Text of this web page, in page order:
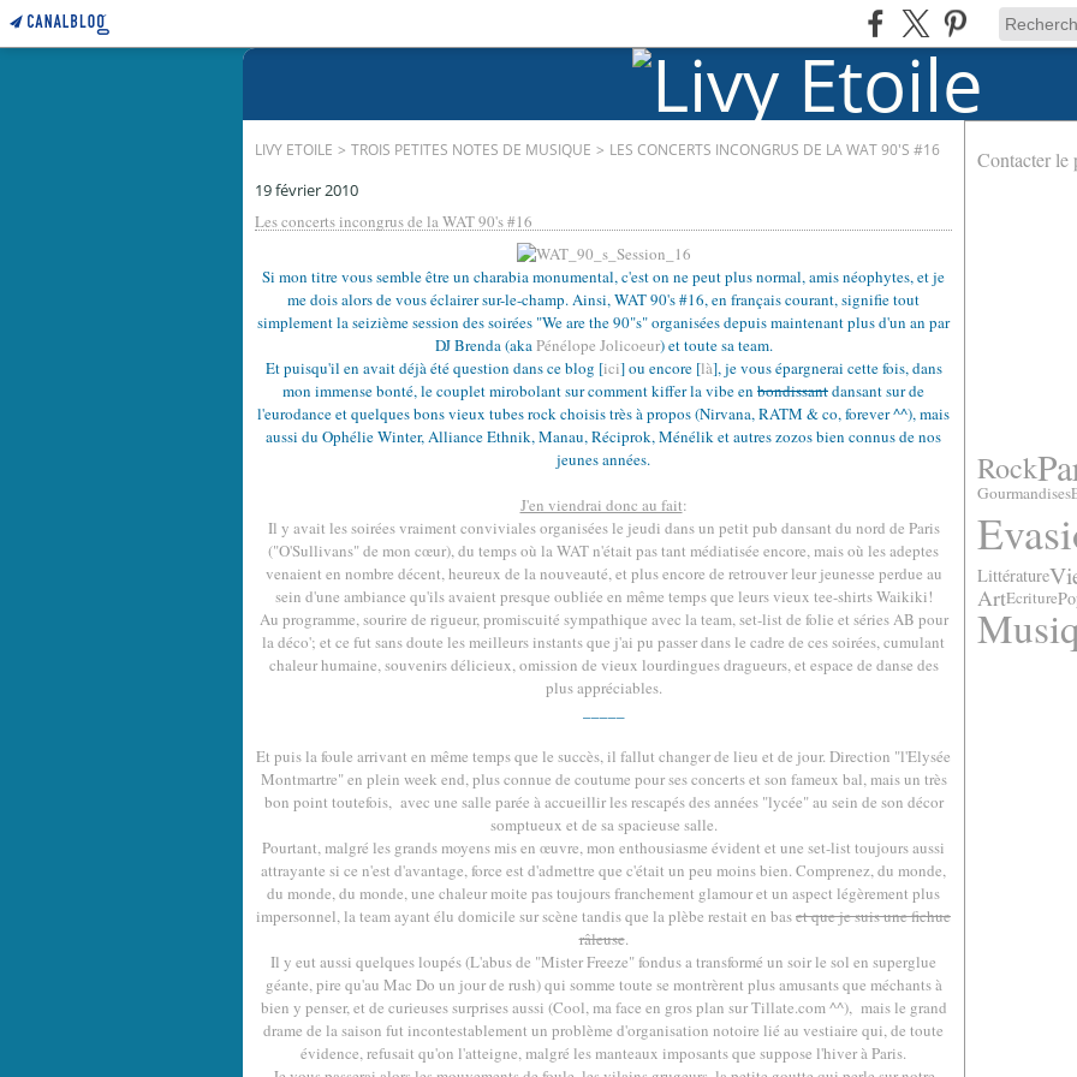
LIVY ETOILE > TROIS PETITES NOTES DE MUSIQUE > LES CONCERTS INCONGRUS DE LA WAT 90'S #16
19 février 2010
Les concerts incongrus de la WAT 90's #16
Si mon titre vous semble être un charabia monumental, c'est on ne peut plus normal, amis néophytes, et je
me dois alors de vous éclairer sur-le-champ. Ainsi, WAT 90's #16, en français courant, signifie tout
simplement la seizième session des soirées "We are the 90"s" organisées depuis maintenant plus d'un an par
DJ Brenda (akaPénélope Jolicoeur) et toute sa team.
Et puisqu'il en avait déjà été question dans ce blog [ici] ou encore [là], je vous épargnerai cette fois, dans
mon immense bonté, le couplet mirobolant sur comment kiffer la vibe en bondissantdansant sur de
l'eurodance et quelques bons vieux tubes rock choisis très à propos (Nirvana, RATM & co, forever ^^), mais
aussi du Ophélie Winter, Alliance Ethnik, Manau, Réciprok, Ménélik et autres zozos bien connus de nos
jeunes années.
J'en viendrai donc au fait:
Il y avait les soirées vraiment conviviales organisées le jeudi dans un petit pub dansant du nord de Paris
("O'Sullivans" de mon cœur), du temps où la WAT n'était pas tant médiatisée encore, mais où les adeptes
venaient en nombre décent, heureux de la nouveauté, et plus encore de retrouver leur jeunesse perdue au
sein d'une ambiance qu'ils avaient presque oubliée en même temps que leurs vieux tee-shirts Waikiki!
Au programme, sourire de rigueur, promiscuité sympathique avec la team, set-list de folie et séries AB pour
la déco'; et ce fut sans doute les meilleurs instants que j'ai pu passer dans le cadre de ces soirées, cumulant
chaleur humaine, souvenirs délicieux, omission de vieux lourdingues dragueurs, et espace de danse des
plus appréciables.
Et puis la foule arrivant en même temps que le succès, il fallut changer de lieu et de jour. Direction "l'Elysée
Montmartre" en plein week end, plus connue de coutume pour ses concerts et son fameux bal, mais un très
bon point toutefois, avec une salle parée à accueillir les rescapés des années "lycée" au sein de son décor
somptueux et de sa spacieuse salle.
Pourtant, malgré les grands moyens mis en œuvre, mon enthousiasme évident et une set-list toujours aussi
attrayante si ce n'est d'avantage, force est d'admettre que c'était un peu moins bien. Comprenez, du monde,
du monde, du monde, une chaleur moite pas toujours franchement glamour et un aspect légèrement plus
impersonnel, la team ayant élu domicile sur scène tandis que la plèbe restait en baset que je suis une fichue
râleuse.
Il y eut aussi quelques loupés (L'abus de "Mister Freeze" fondus a transformé un soir le sol en superglue
géante, pire qu'au Mac Do un jour de rush) qui somme toute se montrèrent plus amusants que méchants à
bien y penser, et de curieuses surprises aussi (Cool, ma face en gros plan sur Tillate.com ^^), mais le grand
drame de la saison fut incontestablement un problème d'organisation notoire lié au vestiaire qui, de toute
évidence, refusait qu'on l'atteigne, malgré les manteaux imposants que suppose l'hiver à Paris.
Contacter le
Rock
Gourmandises
Littérature
ArtEcriture